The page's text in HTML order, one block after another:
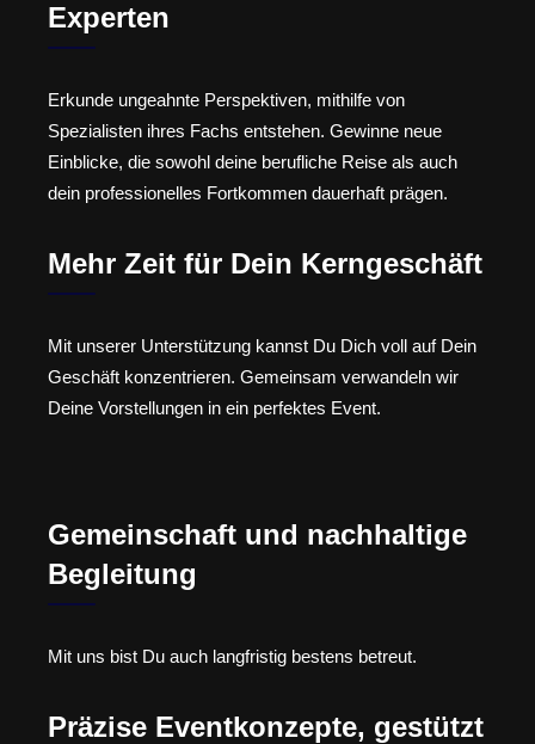
Experten
Erkunde ungeahnte Perspektiven, mithilfe von
Spezialisten ihres Fachs entstehen. Gewinne neue
Einblicke, die sowohl deine berufliche Reise als auch
dein professionelles Fortkommen dauerhaft prägen.
Mehr Zeit für Dein Kerngeschäft
Mit unserer Unterstützung kannst Du Dich voll auf Dein
Geschäft konzentrieren. Gemeinsam verwandeln wir
Deine Vorstellungen in ein perfektes Event.
Gemeinschaft und nachhaltige
Begleitung
Mit uns bist Du auch langfristig bestens betreut.
Präzise Eventkonzepte, gestützt